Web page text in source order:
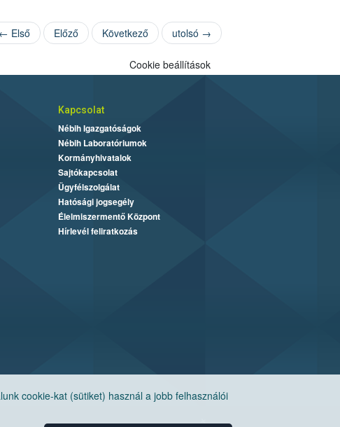
← Első Előző Következő utolsó →
cookie-kat (sütiket) használ a jobb felhasználói
Cookie beállítások
Kapcsolat
Nébih Igazgatóságok
Nébih Laboratóriumok
Kormányhivatalok
Sajtókapcsolat
Ügyfélszolgálat
Hatósági jogsegély
Élelmiszermentő Központ
Hírlevél feliratkozás